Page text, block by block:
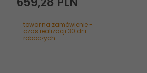
towar na zamówienie -
czas realizacji 30 dni
roboczych